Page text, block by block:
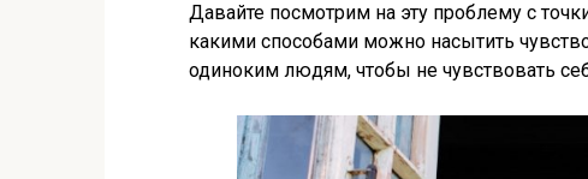
Давайте посмотрим на эту проблему с
какими способами можно насытить
одиноким людям, чтобы не чувствовать